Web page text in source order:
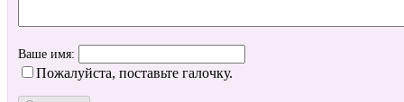
Ваше имя:
Пожалуйста, поставьте галочку.